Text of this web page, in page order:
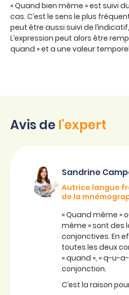
« Quand bien même » est suivi
cas. C’est le sens le plus
peut être aussi suivi de
L’expression peut alors être
quand » et a une valeur
Avis de l'expert
Sandrine
Autrice langue
de la
« Quand même »
même » sont des
conjonctives. En
toutes les deux
« quand », « q-u-
conjonction.
C’est la raison